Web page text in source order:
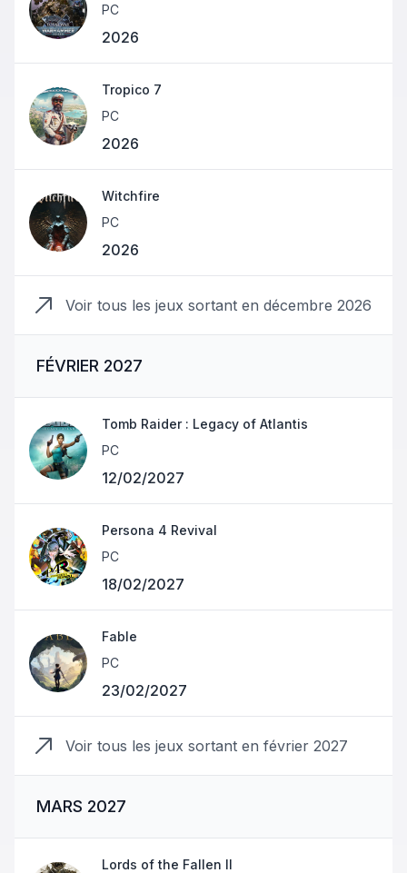
PC
2026
Tropico 7
PC
2026
Witchfire
PC
2026
Voir tous les jeux sortant en décembre 2026
FÉVRIER 2027
Tomb Raider : Legacy of Atlantis
PC
12/02/2027
Persona 4 Revival
PC
18/02/2027
Fable
PC
23/02/2027
Voir tous les jeux sortant en février 2027
MARS 2027
Lords of the Fallen II